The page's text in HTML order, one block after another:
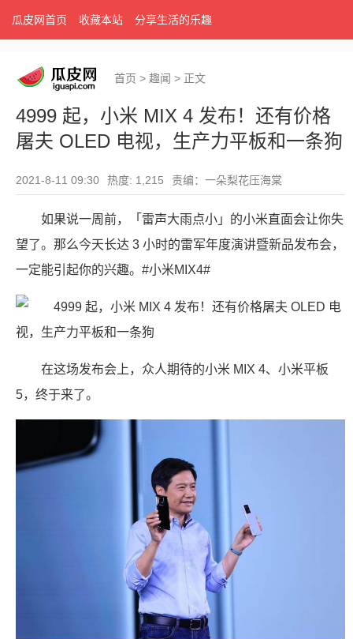
瓜皮网首页 收藏本站 分享生活的乐趣
首页 > 趣闻 > 正文
4999 起，小米 MIX 4 发布！还有价格
屠夫 OLED 电视，生产力平板和一条狗
2021-8-11 09:30 热度: 1,215 责编：一朵梨花压海棠
如果说一周前，「雷声大雨点小」的小米直面会让你失
望了。那么今天长达 3 小时的雷军年度演讲暨新品发布会，
一定能引起你的兴趣。#小米MIX4#
在这场发布会上，众人期待的小米 MIX 4、小米平板
5，终于来了。